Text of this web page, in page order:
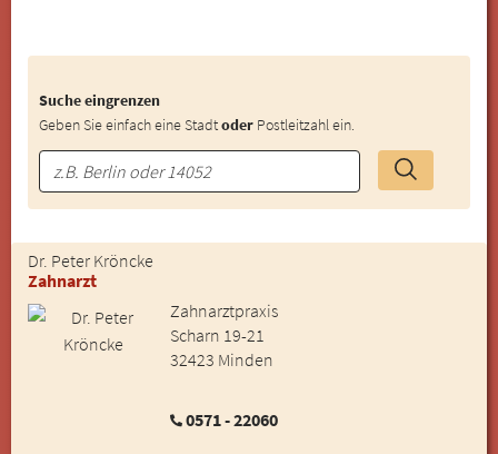
Suche eingrenzen
Geben Sie einfach eine Stadtoder Postleitzahl ein.
Dr. Peter Kröncke
Zahnarzt
Zahnarztpraxis
Scharn 19-21
32423 Minden
0571 - 22060